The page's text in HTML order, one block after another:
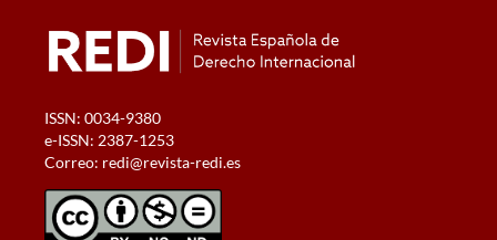
ISSN: 0034-9380
e-ISSN: 2387-1253
Correo: redi@revista-redi.es